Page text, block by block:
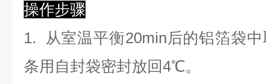
操作步骤
1. 从室温平衡20min后的铝箔袋
条用自封袋密封放回4℃。